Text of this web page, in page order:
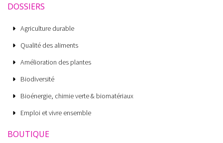
DOSSIERS
Agriculture durable
Qualité des aliments
Amélioration des plantes
Biodiversité
Bioénergie, chimie verte & biomatériaux
Emploi et vivre ensemble
BOUTIQUE